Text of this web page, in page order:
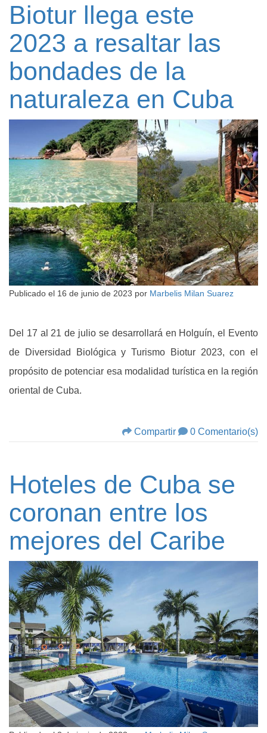
Biotur llega este
2023 a resaltar las
bondades de la
naturaleza en Cuba
Publicado el 16 de junio de 2023 por Marbelis Milan Suarez
Del 17 al 21 de julio se desarrollará en Holguín, el Evento
de Diversidad Biológica y Turismo Biotur 2023, con el
propósito de potenciar esa modalidad turística en la región
oriental de Cuba.
Compartir 0 Comentario(s)
Hoteles de Cuba se
coronan entre los
mejores del Caribe